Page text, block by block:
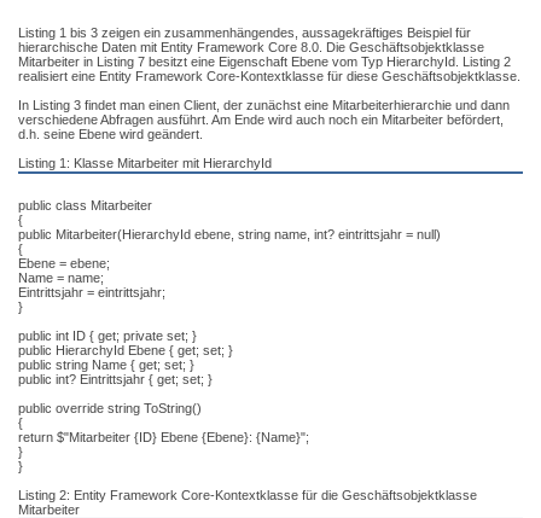
Listing 1 bis 3 zeigen ein zusammenhängendes, aussagekräftiges Beispiel für
hierarchische Daten mit Entity Framework Core 8.0. Die Geschäftsobjektklasse
Mitarbeiter in Listing 7 besitzt eine Eigenschaft Ebene vom Typ HierarchyId. Listing 2
realisiert eine Entity Framework Core-Kontextklasse für diese Geschäftsobjektklasse.
In Listing 3 findet man einen Client, der zunächst eine Mitarbeiterhierarchie und dann
verschiedene Abfragen ausführt. Am Ende wird auch noch ein Mitarbeiter befördert,
d.h. seine Ebene wird geändert.
Listing 1: Klasse Mitarbeiter mit HierarchyId
public class Mitarbeiter
{
public Mitarbeiter(HierarchyId ebene, string name, int? eintrittsjahr = null)
{
Ebene = ebene;
Name = name;
Eintrittsjahr = eintrittsjahr;
}
public int ID { get; private set; }
public HierarchyId Ebene { get; set; }
public string Name { get; set; }
public int? Eintrittsjahr { get; set; }
public override string ToString()
{
return $"Mitarbeiter {ID} Ebene {Ebene}: {Name}";
}
}
Listing 2: Entity Framework Core-Kontextklasse für die Geschäftsobjektklasse
Mitarbeiter